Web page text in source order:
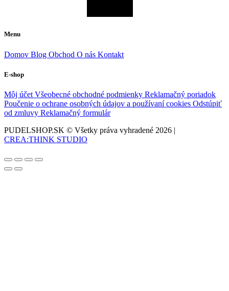
Menu
Domov Blog Obchod O nás Kontakt
E-shop
Môj účet Všeobecné obchodné podmienky Reklamačný poriadok
Poučenie o ochrane osobných údajov a používaní cookies Odstúpiť
od zmluvy Reklamačný formulár
PUDELSHOP.SK © Všetky práva vyhradené 2026 |
CREA:THINK STUDIO